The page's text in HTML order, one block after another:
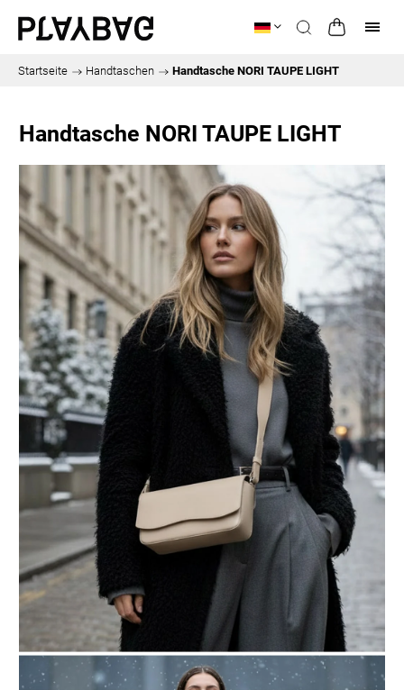
Startseite / Handtaschen / Handtasche NORI TAUPE LIGHT
Handtasche NORI TAUPE LIGHT